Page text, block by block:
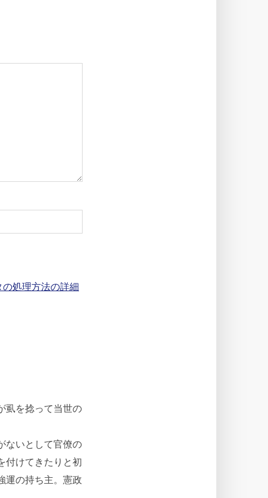
の処理方法の詳細
虱を捻って当世の
ないとして官僚の
付けてきたりと初
運の持ち主。憲政